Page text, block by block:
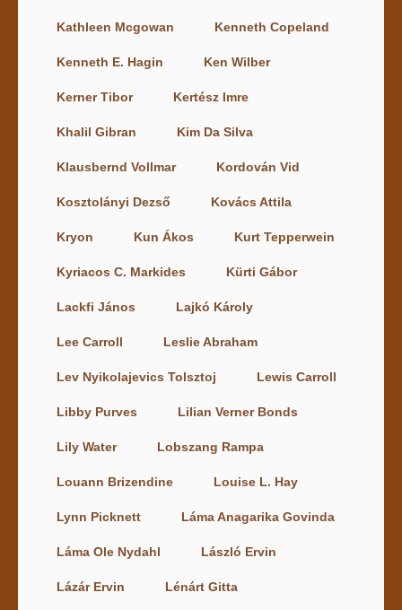
Kathleen Mcgowan Kenneth Copeland
Kenneth E. Hagin Ken Wilber
Kerner Tibor Kertész Imre
Khalil Gibran Kim Da Silva
Klausbernd Vollmar Kordován Vid
Kosztolányi Dezső Kovács Attila
Kryon Kun Ákos Kurt Tepperwein
Kyriacos C. Markides Kürti Gábor
Lackfi János Lajkó Károly
Lee Carroll Leslie Abraham
Lev Nyikolajevics Tolsztoj Lewis Carroll
Libby Purves Lilian Verner Bonds
Lily Water Lobszang Rampa
Louann Brizendine Louise L. Hay
Lynn Picknett Láma Anagarika Govinda
Láma Ole Nydahl László Ervin
Lázár Ervin Lénárt Gitta